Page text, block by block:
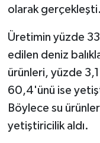
olarak gerçekleşti.
Üretimin yüzde
edilen deniz
ürünleri, yüzde
60,4'ünü ise
Böylece su
yetiştiricilik aldı.